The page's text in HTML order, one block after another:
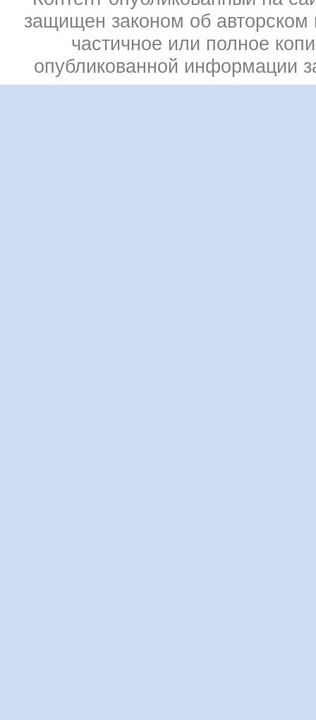
защищен законом об
частичное или полное
опубликованной информации